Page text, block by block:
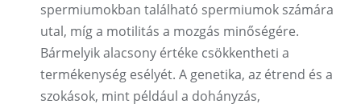
spermiumokban található spermiumok számára
utal, míg a motilitás a mozgás minőségére.
Bármelyik alacsony értéke csökkentheti a
termékenység esélyét. A genetika, az étrend és a
szokások, mint például a dohányzás,